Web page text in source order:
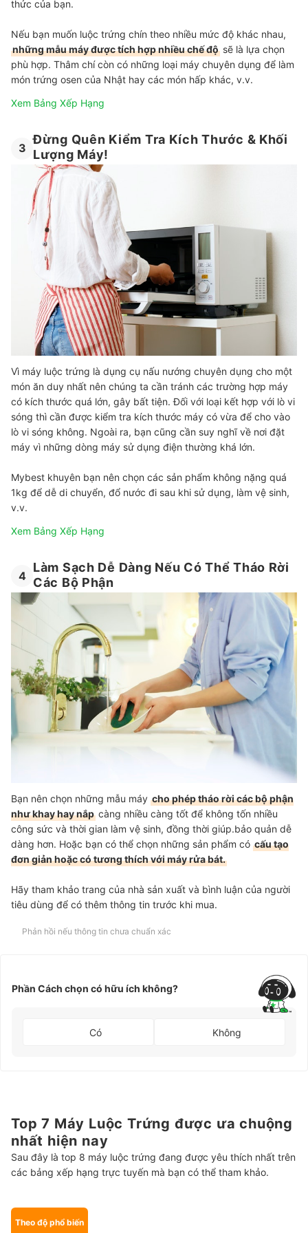
thức của bạn.
Nếu bạn muốn luộc trứng chín theo nhiều mức độ khác nhau,
những mẫu máy được tích hợp nhiều chế độ sẽ là lựa chọn
phù hợp. Thâm chí còn có những loại máy chuyên dụng để làm
món trứng osen của Nhật hay các món hấp khác, v.v.
Xem Bảng Xếp Hạng
3
Đừng Quên Kiểm Tra Kích Thước & Khối
Lượng Máy!
Vì máy luộc trứng là dụng cụ nấu nướng chuyên dụng cho một
món ăn duy nhất nên chúng ta cần tránh các trường hợp máy
có kích thước quá lớn, gây bất tiện. Đối với loại kết hợp với lò vi
sóng thì cần được kiểm tra kích thước máy có vừa để cho vào
lò vi sóng không. Ngoài ra, bạn cũng cần suy nghĩ về nơi đặt
máy vì những dòng máy sử dụng điện thường khá lớn.
Mybest khuyên bạn nên chọn các sản phẩm không nặng quá
1kg để dễ di chuyển, đổ nước đi sau khi sử dụng, làm vệ sinh,
v.v.
Xem Bảng Xếp Hạng
4
Làm Sạch Dễ Dàng Nếu Có Thể Tháo Rời
Các Bộ Phận
Bạn nên chọn những mẫu máy cho phép tháo rời các bộ phận
như khay hay nắp càng nhiều càng tốt để không tốn nhiều
công sức và thời gian làm vệ sinh, đồng thời giúp.bảo quản dễ
dàng hơn. Hoặc bạn có thể chọn những sản phẩm có cấu tạo
đơn giản hoặc có tương thích với máy rửa bát.
Hãy tham khảo trang của nhà sản xuất và bình luận của người
tiêu dùng để có thêm thông tin trước khi mua.
Phản hồi nếu thông tin chưa chuẩn xác
Phần Cách chọn có hữu ích không?
Có Không
Top 7 Máy Luộc Trứng được ưa chuộng
nhất hiện nay
Sau đây là top 8 máy luộc trứng đang được yêu thích nhất trên
các bảng xếp hạng trực tuyến mà bạn có thể tham khảo.
Theo độ phổ biến